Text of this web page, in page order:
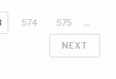
574 575 …
NEXT